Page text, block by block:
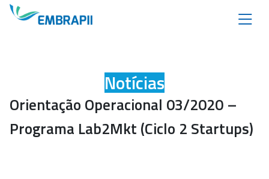
Notícias
Orientação Operacional 03/2020 –
Programa Lab2Mkt (Ciclo 2 Startups)